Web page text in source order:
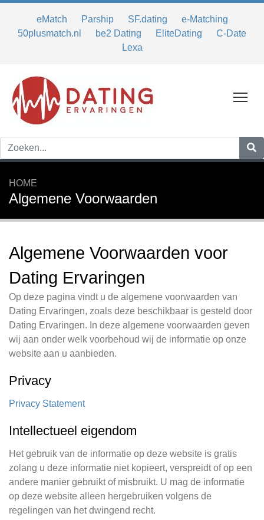
eMatch Parship SF.dating
e-Matching
50plusmatch.nl
be2 Dating EliteDating
C-Date
Lexa
HOME
Algemene Voorwaarden
Algemene Voorwaarden voor
Dating Ervaringen
Op deze pagina vindt u de algemene voorwaarden van
Dating Ervaringen, zoals deze beschikbaar is gesteld door
Dating Ervaringen. In deze algemene voorwaarden geven
wij aan onder welk voorbehoud wij de informatie op onze
website aan u aanbieden.
Privacy
Privacy Statement
Intellectueel eigendom
Het gebruik van de informatie op deze website is gratis
zolang u deze informatie niet kopieert, verspreidt of op een
andere manier gebruikt of misbruikt. U mag de informatie
op deze website alleen hergebruiken volgens de
regelingen van het dwingend recht.